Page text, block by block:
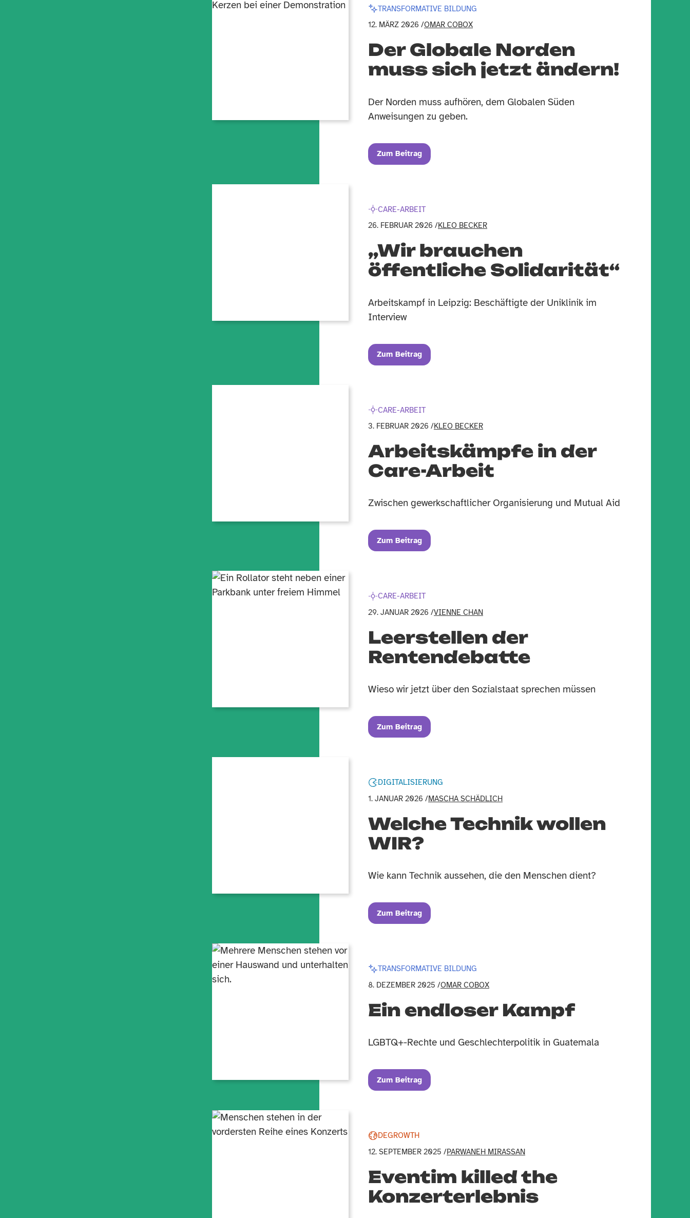
TRANSFORMATIVE BILDUNG
12. MÄRZ 2026 /OMAR COBOX
Der Globale Norden
muss sich jetzt ändern!
Der Norden muss aufhören, dem Globalen Süden
Anweisungen zu geben.
Zum Beitrag
CARE-ARBEIT
26. FEBRUAR 2026 /KLEO BECKER
„Wir brauchen
öffentliche Solidarität“
Arbeitskampf in Leipzig: Beschäftigte der Uniklinik im
Interview
Zum Beitrag
CARE-ARBEIT
3. FEBRUAR 2026 /KLEO BECKER
Arbeitskämpfe in der
Care-Arbeit
Zwischen gewerkschaftlicher Organisierung und Mutual Aid
Zum Beitrag
CARE-ARBEIT
29. JANUAR 2026 /VIENNE CHAN
Leerstellen der
Rentendebatte
Wieso wir jetzt über den Sozialstaat sprechen müssen
Zum Beitrag
DIGITALISIERUNG
1. JANUAR 2026 /MASCHA SCHÄDLICH
Welche Technik wollen
WIR?
Wie kann Technik aussehen, die den Menschen dient?
Zum Beitrag
TRANSFORMATIVE BILDUNG
8. DEZEMBER 2025 /OMAR COBOX
Ein endloser Kampf
LGBTQ+-Rechte und Geschlechterpolitik in Guatemala
Zum Beitrag
DEGROWTH
12. SEPTEMBER 2025 /PARWANEH MIRASSAN
Eventim killed the
Konzerterlebnis